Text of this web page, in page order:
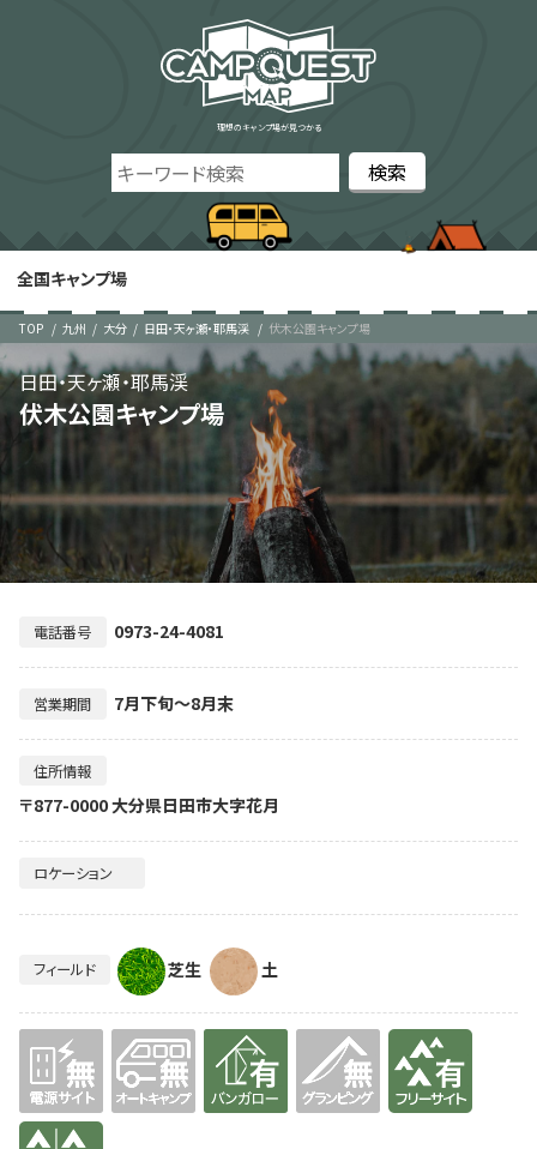
理想のキャンプ場が見つかる
全国キャンプ場
TOP 九州 大分 日田・天ヶ瀬・耶馬渓 伏木公園キャンプ場
伏木公園キャンプ場
日田・天ヶ瀬・耶馬渓
電話番号 0973-24-4081
営業期間 7月下旬～8月末
住所情報
〒877-0000 大分県日田市大字花月
ロケーション
フィールド 芝生 土
無 無 有り 有り
有り